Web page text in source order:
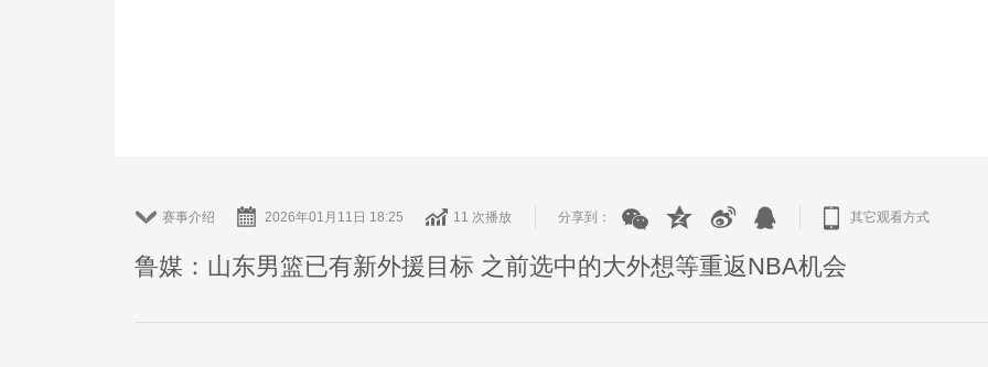
赛事介绍 2026年01月11日 18:25 11 次播放 分享到： 其它观看方式
鲁媒：山东男篮已有新外援目标 之前选中的大外想等重返NBA机会